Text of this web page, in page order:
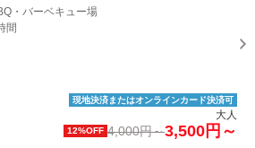
・バーベキュー場
間
現地決済またはオンラインカード決済可
大人
12%OFF 4,000円～3,500円～